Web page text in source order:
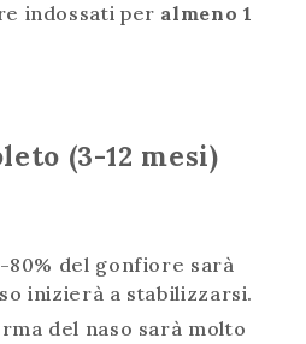
indossati per almeno 1
(3-12 mesi)
80% del gonfiore sarà
inizierà a stabilizzarsi.
del naso sarà molto